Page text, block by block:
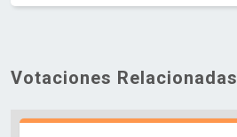
Votaciones Relacionadas